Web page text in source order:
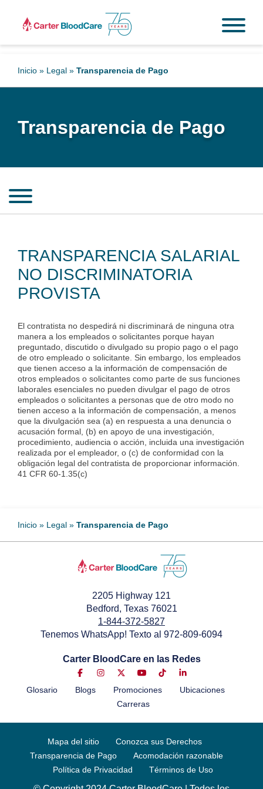
Inicio » Legal » Transparencia de Pago
Transparencia de Pago
TRANSPARENCIA SALARIAL
NO DISCRIMINATORIA
PROVISTA
El contratista no despedirá ni discriminará de ninguna otra
manera a los empleados o solicitantes porque hayan
preguntado, discutido o divulgado su propio pago o el pago
de otro empleado o solicitante. Sin embargo, los empleados
que tienen acceso a la información de compensación de
otros empleados o solicitantes como parte de sus funciones
laborales esenciales no pueden divulgar el pago de otros
empleados o solicitantes a personas que de otro modo no
tienen acceso a la información de compensación, a menos
que la divulgación sea (a) en respuesta a una denuncia o
acusación formal, (b) en apoyo de una investigación,
procedimiento, audiencia o acción, incluida una investigación
realizada por el empleador, o (c) de conformidad con la
obligación legal del contratista de proporcionar información.
41 CFR 60-1.35(c)
Inicio » Legal » Transparencia de Pago
2205 Highway 121
Bedford, Texas 76021
1-844-372-5827
Tenemos WhatsApp! Texto al 972-809-6094
Carter BloodCare en las Redes
Glosario Blogs Promociones
Ubicaciones
Carreras
Mapa del sitio
Conozca sus Derechos
Transparencia de Pago
Acomodación razonable
Política de Privacidad
Términos de Uso